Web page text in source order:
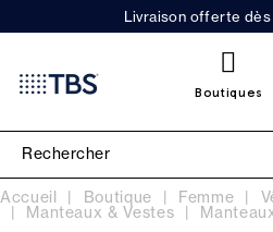
Livraison offerte
Boutiques
Accueil Boutique Femme
Manteaux & Vestes